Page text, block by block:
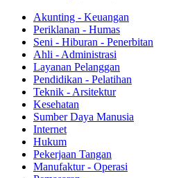
Akunting - Keuangan
Periklanan - Humas
Seni - Hiburan - Penerbitan
Ahli - Administrasi
Layanan Pelanggan
Pendidikan - Pelatihan
Teknik - Arsitektur
Kesehatan
Sumber Daya Manusia
Internet
Hukum
Pekerjaan Tangan
Manufaktur - Operasi